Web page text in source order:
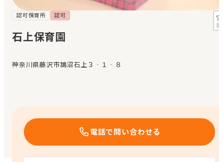
メッセージ
おすすめの園
エンクルの特徴と活用方法
認可保育所 認可
石上保育園
神奈川県藤沢市鵠沼石上３‐１‐８
電話で問い合わせる